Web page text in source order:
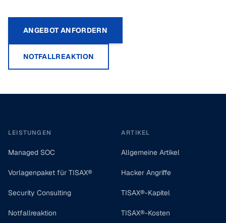
ANGEBOT ANFORDERN
NOTFALLREAKTION
LEISTUNGEN
Managed SOC
Vorlagenpaket für TISAX®
Security Consulting
Notfallreaktion
ARTIKEL
Allgemeine Artikel
Hacker Angriffe
TISAX®-Kapitel
TISAX®-Kosten